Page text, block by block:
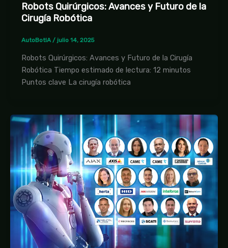
Robots Quirúrgicos: Avances y Futuro de la
Cirugía Robótica
AutoBotIA / julio 14, 2025
Robots Quirúrgicos: Avances y Futuro de la Cirugía
Robótica Tiempo estimado de lectura: 12 minutos
Puntos clave La cirugía robótica